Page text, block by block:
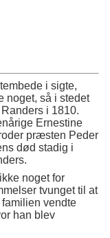
i sigte,
noget, så i stedet
i 1810.
Ernestine
præsten Peder
død stadig i
noget for
tvunget til at
vendte
han blev